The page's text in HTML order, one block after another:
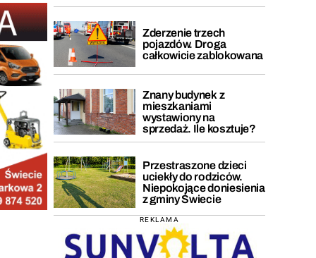
Zderzenie trzech
pojazdów. Droga
całkowicie zablokowana
Znany budynek z
mieszkaniami
wystawiony na
sprzedaż. Ile kosztuje?
Przestraszone dzieci
uciekły do rodziców.
Niepokojące doniesienia
z gminy Świecie
REKLAMA